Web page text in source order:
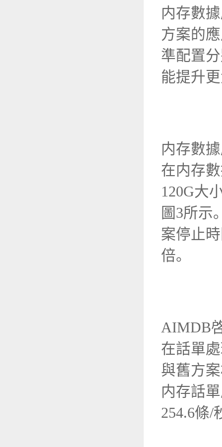
内存數
方案的
準配置
能提升
内存數
在内存
120G大
圖 3所示
案停止
倍。
AIMDB
在話單
與舊方
内存話
254.6條/